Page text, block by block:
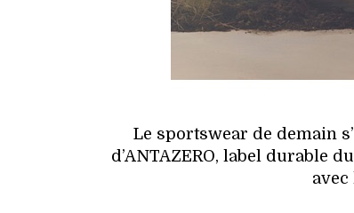
Le sportswear de demain
d’ANTAZERO, label durable
avec